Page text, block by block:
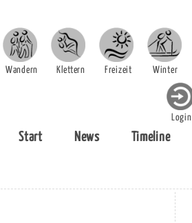
Wandern Klettern Freizeit Winter
Login
Start News Timeline